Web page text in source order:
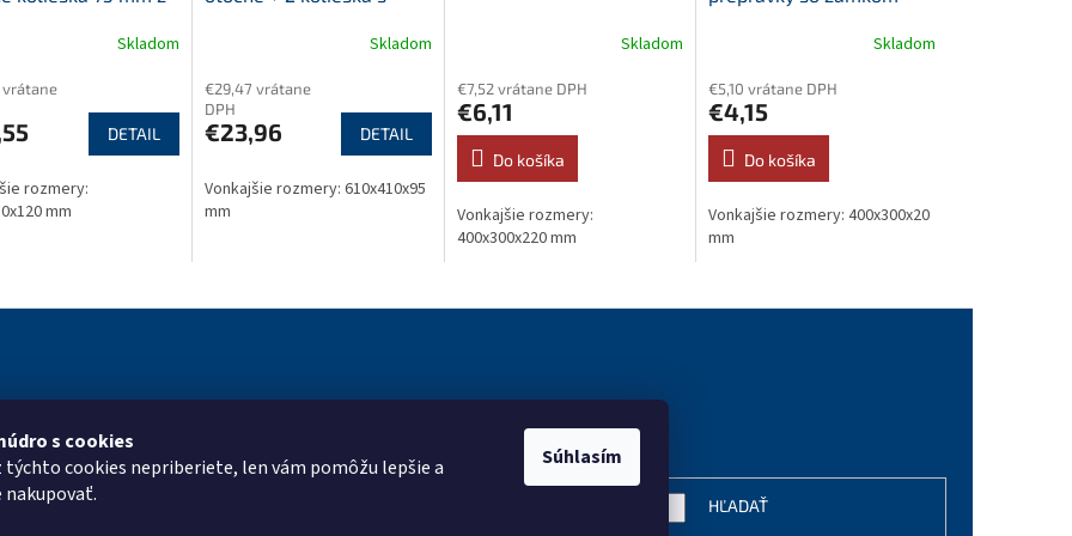
s cookies
týchto cookies nepriberiete, len vám pomôžu lepšie a
Súhlasím
Skladom
vrátane
DETAIL
rozmery:
mm
Skladom
€29,47 vrátane
DPH
€23,96 DETAIL
Vonkajšie rozmery: 610x410x95
mm
Skladom
€7,52 vrátane DPH
€6,11
Do košíka
Vonkajšie rozmery:
400x300x220 mm
Skladom
€5,10 vrátane DPH
€4,15
Do košíka
Vonkajšie rozmery: 400x300x20
mm
pre vás Vyhľadávanie
HĽADAŤ